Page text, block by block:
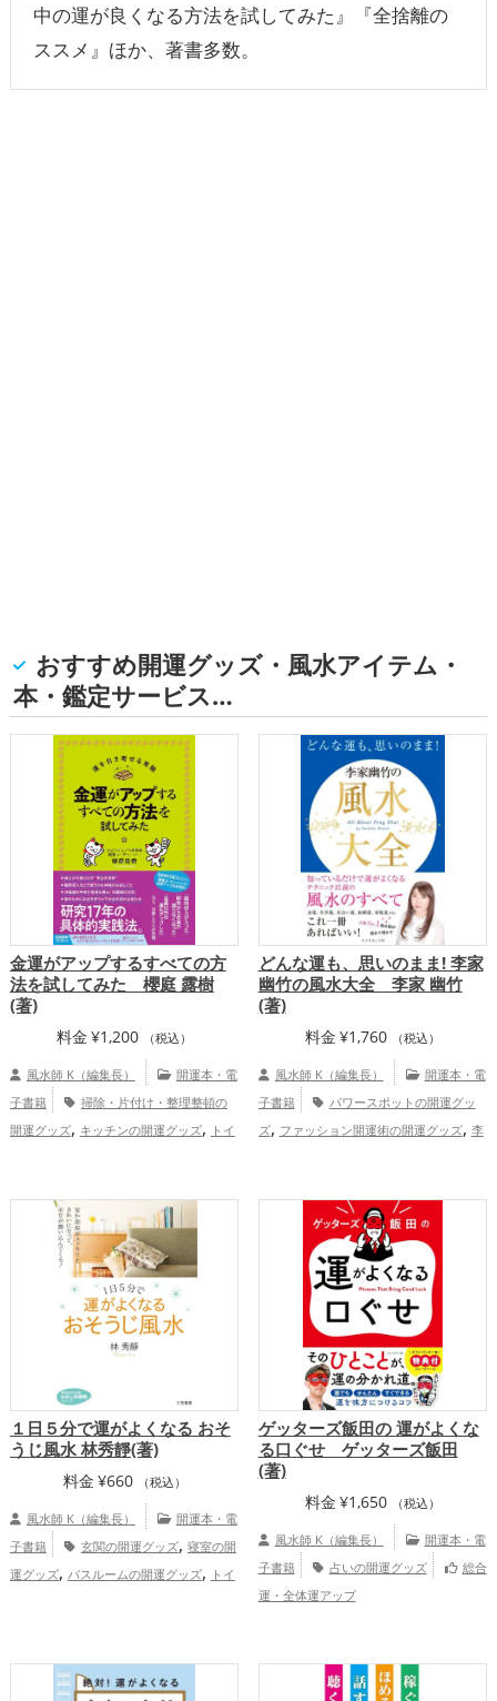
中の運が良くなる方法を試してみた』『全捨離の
ススメ』ほか、著書多数。
おすすめ開運グッズ・風水アイテム・
本・鑑定サービス…
金運がアップするすべての方
法を試してみた 櫻庭 露樹
(著)
料金 ¥1,200 （税込）
風水師 K（編集長）
開運本・電
子書籍
掃除・片付け・整理整頓の
開運グッズ, キッチンの開運グッズ, トイ
金運アップ 仕事運アップ
どんな運も、思いのまま! 李家
幽竹の風水大全 李家 幽竹
(著)
料金 ¥1,760 （税込）
風水師 K（編集長）
開運本・電
子書籍
パワースポットの開運グッ
ズ, ファッション開運術の開運グッズ, 李
ビングの開運グッズ,キッチンの開運グッ
寝室の開運グッズ,バスルームの開運
トイレの開運グッズ ,ダイニング
ルームの開運グッズ,美容の開運グッズ
風水・家相の開運グッズ
恋愛運ア
結婚運アップ,金運アップ,
健康運アップ,家庭運・家族運ア
ップ,総合運・全体運アップ
１日５分で運がよくなる おそ
うじ風水 林秀靜(著)
料金 ¥660 （税込）
風水師 K（編集長）
開運本・電
子書籍
玄関の開運グッズ, 寝室の開
運グッズ, バスルームの開運グッズ, トイ
運アップ,家庭運・家族運アップ
ゲッターズ飯田の 運がよくな
る口ぐせ ゲッターズ飯田
(著)
料金 ¥1,650 （税込）
風水師 K（編集長）
開運本・電
子書籍
占いの開運グッズ
総合
運・全体運アップ